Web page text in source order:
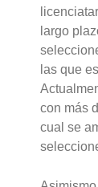
largo
las que
con más
cual se